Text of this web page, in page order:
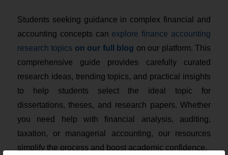
Students seeking guidance in complex financial and
accounting concepts can explore finance accounting
research topics on our full blog on our platform. This
comprehensive guide provides carefully curated
research ideas, trending topics, and practical insights
to help students select the ideal topic for
dissertations, theses, and research papers. Whether
you need help with financial analysis, auditing,
taxation, or managerial accounting, our resources
simplify the process and boost academic confidence.